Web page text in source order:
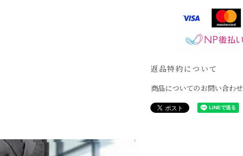
返品特約について
商品についてのお問い合わせ